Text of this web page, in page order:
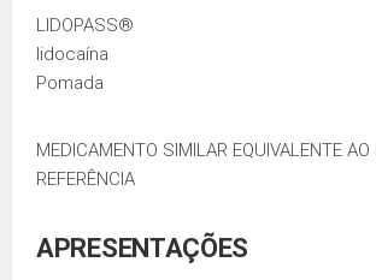
LIDOPASS®
lidocaína
Pomada
MEDICAMENTO SIMILAR EQUIVALENTE
REFERÊNCIA
APRESENTAÇÕES